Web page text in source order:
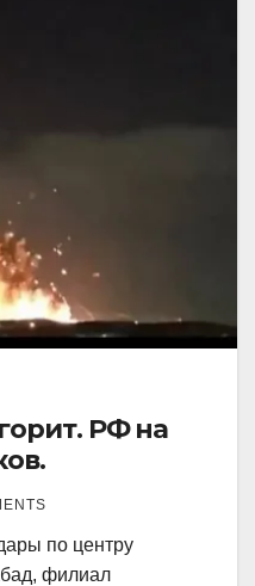
РФ на
по центру
филиал